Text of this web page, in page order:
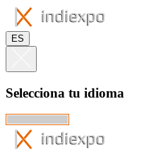
ES
Selecciona tu idioma